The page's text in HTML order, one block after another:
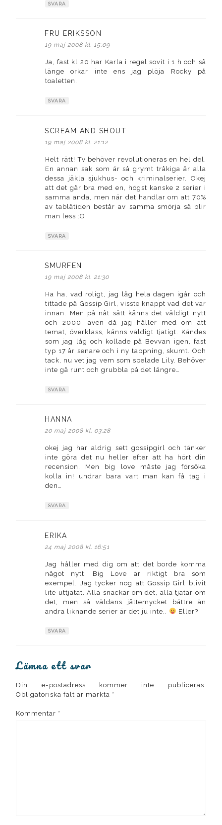
SVARA
FRU ERIKSSON
19 maj 2008 kl. 15:09
Ja, fast kl 20 har Karla i regel sovit i 1 h och så
länge orkar inte ens jag plöja Rocky på
toaletten.
SVARA
SCREAM AND SHOUT
19 maj 2008 kl. 21:12
Helt rätt! Tv behöver revolutioneras en hel del.
En annan sak som är så grymt tråkiga är alla
dessa jäkla sjukhus- och kriminalserier. Okej
att det går bra med en, högst kanske 2 serier i
samma anda, men när det handlar om att 70%
av tablåtiden består av samma smörja så blir
man less :O
SVARA
SMURFEN
19 maj 2008 kl. 21:30
Ha ha, vad roligt, jag låg hela dagen igår och
tittade på Gossip Girl, visste knappt vad det var
innan. Men på nåt sätt känns det väldigt nytt
och 2000, även då jag håller med om att
temat, överklass, känns väldigt tjatigt. Kändes
som jag låg och kollade på Bevvan igen, fast
typ 17 år senare och i ny tappning, skumt. Och
tack, nu vet jag vem som spelade Lily. Behöver
inte gå runt och grubbla på det längre…
SVARA
HANNA
20 maj 2008 kl. 03:28
okej jag har aldrig sett gossipgirl och tänker
inte göra det nu heller efter att ha hört din
recension. Men big love måste jag försöka
kolla in! undrar bara vart man kan få tag i
den…
SVARA
ERIKA
24 maj 2008 kl. 16:51
Jag håller med dig om att det borde komma
något nytt. Big Love är riktigt bra som
exempel. Jag tycker nog att Gossip Girl blivit
lite uttjatat. Alla snackar om det, alla tjatar om
det, men så väldans jättemycket bättre än
andra liknande serier är det ju inte..
Eller?
SVARA
Lämna ett svar
Din e-postadress kommer inte publiceras.
Obligatoriska fält är märkta *
Kommentar *